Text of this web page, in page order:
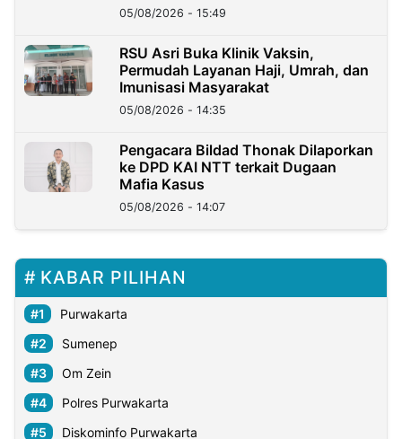
05/08/2026 - 15:49
RSU Asri Buka Klinik Vaksin,
Permudah Layanan Haji, Umrah, dan
Imunisasi Masyarakat
05/08/2026 - 14:35
Pengacara Bildad Thonak Dilaporkan
ke DPD KAI NTT terkait Dugaan
Mafia Kasus
05/08/2026 - 14:07
KABAR PILIHAN
Purwakarta
Sumenep
Om Zein
Polres Purwakarta
Diskominfo Purwakarta